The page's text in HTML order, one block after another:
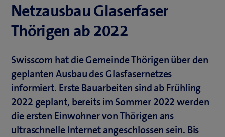
Netzausbau Glaserfaser
Thörigen ab 2022
Swisscom hat die Gemeinde Thörigen über den
geplanten Ausbau des Glasfasernetzes
informiert. Erste Bauarbeiten sind ab Frühling
2022 geplant, bereits im Sommer 2022 werden
die ersten Einwohner von Thörigen ans
ultraschnelle Internet angeschlossen sein. Bis